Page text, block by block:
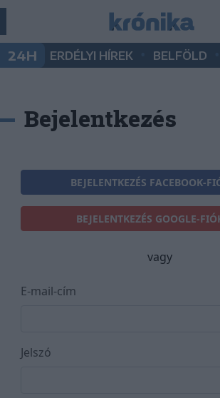
24H ERDÉLYI HÍREK BELFÖLD
Bejelentkezés
BEJELENTKEZÉS FACEBOOK-
BEJELENTKEZÉS GOOGLE-
vagy
E-mail-cím
Jelszó